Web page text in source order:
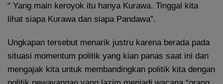
“ Yang main keroyok itu hanya Kurawa. Tinggal kita
lihat siapa Kurawa dan siapa Pandawa”.
Ungkapan tersebut menarik justru karena berada pada
situasi momentum politik yang kian panas saat ini dan
mengajak kita untuk membandingkan politik kita dengan